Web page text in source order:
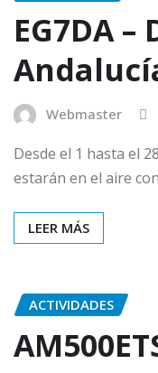
EG7DA –
Webmaster
Desde el 1 hasta el
estarán en el aire
LEER MÁS
ACTIVIDADES